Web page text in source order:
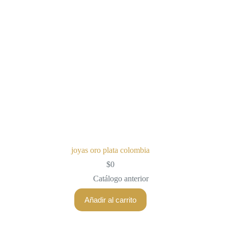
joyas oro plata colombia
$0
Catálogo anterior
Añadir al carrito